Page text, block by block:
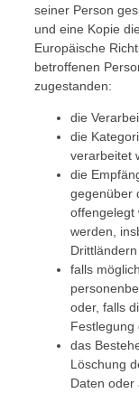
seiner Person
und eine Kopie
Europäische
betroffenen
zugestanden:
die
die
verarbeitet
die
gegenüber
offengelegt
werden,
falls
oder, falls
Festlegung
das
Löschung
Daten oder